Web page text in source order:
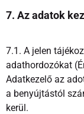
7. Az adatok
7.1. A jelen
adathordozókat
Adatkezelő az
a benyújtástól
kerül.